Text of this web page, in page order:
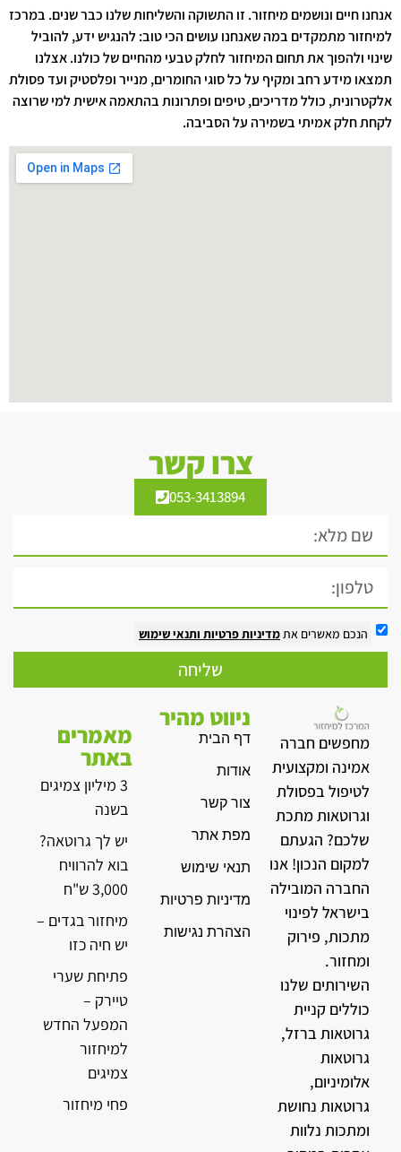
אנחנו חיים ונושמים מיחזור. זו התשוקה והשליחות שלנו כבר שנים. במרכז
למיחזור מתמקדים במה שאנחנו עושים הכי טוב: להנגיש ידע, להוביל
שינוי ולהפוך את תחום המיחזור לחלק טבעי מהחיים של כולנו. אצלנו
תמצאו מידע רחב ומקיף על כל סוגי החומרים, מנייר ופלסטיק ועד פסולת
אלקטרונית, כולל מדריכים, טיפים ופתרונות בהתאמה אישית למי שרוצה
לקחת חלק אמיתי בשמירה על הסביבה.
צרו קשר
053-3413894
הנכם מאשרים אתמדיניות פרטיות ותנאי שימוש
שליחה
מחפשים חברה
אמינה ומקצועית
לטיפול בפסולת
וגרוטאות מתכת
שלכם? הגעתם
למקום הנכון! אנו
החברה המובילה
בישראל לפינוי
מתכות, פירוק
ומחזור.
השירותים שלנו
כוללים קניית
גרוטאות ברזל,
גרוטאות
אלומיניום,
גרוטאות נחושת
ומתכות נלוות
ניווט מהיר
דף הבית
אודות
צור קשר
מפת אתר
תנאי שימוש
מדיניות פרטיות
הצהרת נגישות
מאמרים
באתר
3 מיליון צמיגים
בשנה
יש לך גרוטאה?
בוא להרוויח
3,000 ש"ח
מיחזור בגדים –
יש חיה כזו
פתיחת שערי
טיירק –
המפעל החדש
למיחזור
צמיגים
פחי מיחזור